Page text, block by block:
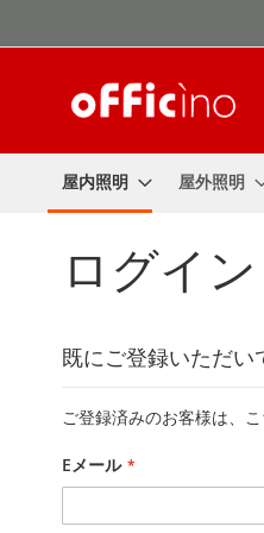
ン
ン
ツ
キ
ッ
屋内照明
屋外照明
ログイン
既にご登録いただい
ご登録済みのお客様は、
Eメール